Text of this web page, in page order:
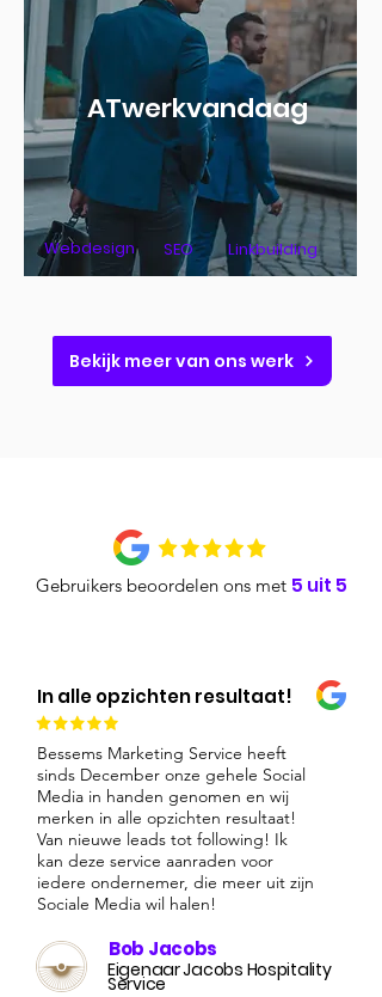
SEO Linkbuilding
ATwerkvandaag
Webdesign
Bekijk meer van ons werk
Gebruikers beoordelen ons met 5 uit 5
In alle opzichten resultaat!
Bessems Marketing Service heeft
sinds December onze gehele Social
Media in handen genomen en wij
merken in alle opzichten resultaat!
Van nieuwe leads tot following! Ik
kan deze service aanraden voor
iedere ondernemer, die meer uit zijn
Sociale Media wil halen!
Bob Jacobs
Eigenaar Jacobs Hospitality
Service